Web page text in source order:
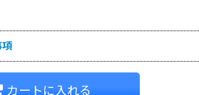
項
カートに入れる